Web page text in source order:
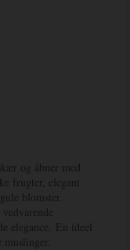
og åbner med
frugter, elegant
blomster.
elegance. En ideel